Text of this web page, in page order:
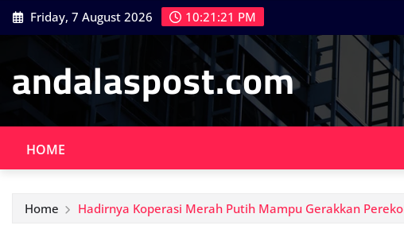
Skip
to
Friday, 7 August 2026 10:21:22 PM
andalaspost.com
HOME
Home Hadirnya Koperasi Merah Putih Mampu Gerakkan